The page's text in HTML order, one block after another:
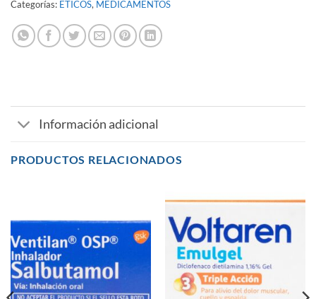
Categorías: ETICOS, MEDICAMENTOS
Información adicional
PRODUCTOS RELACIONADOS